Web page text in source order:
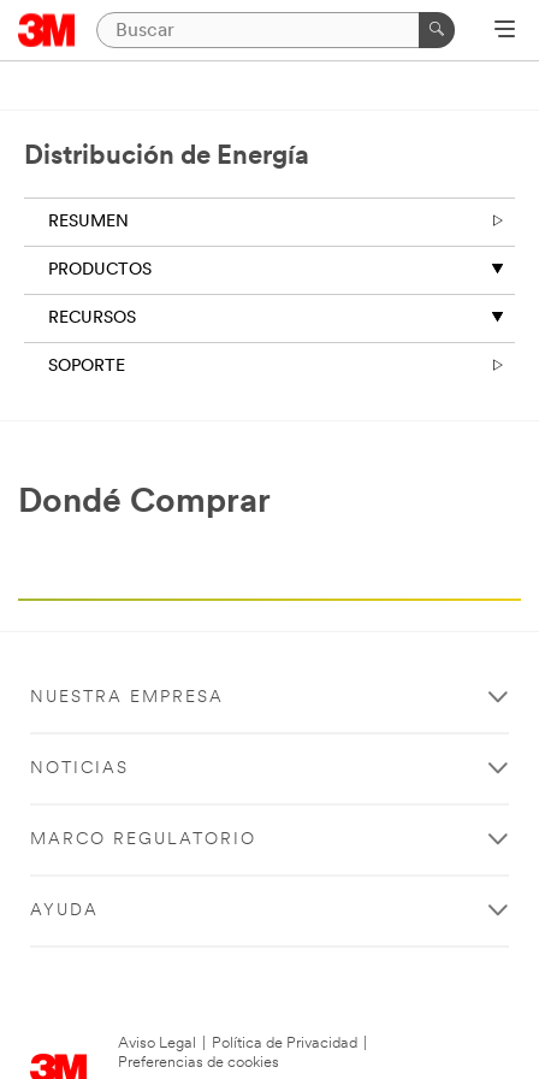
Distribución de Energía
RESUMEN
PRODUCTOS
RECURSOS
SOPORTE
Dondé Comprar
NUESTRA EMPRESA
NOTICIAS
MARCO REGULATORIO
AYUDA
Aviso Legal Política de Privacidad
Preferencias de cookies